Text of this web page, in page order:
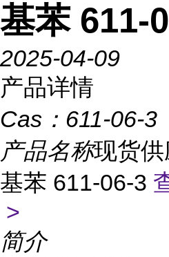
基苯 611-
2025-04-09
产品详情
Cas： 611-06-3
产品名称现货
基苯 611-06-3
>
简介